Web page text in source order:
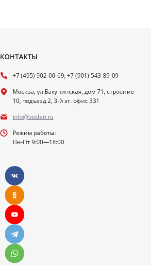
КОНТАКТЫ
+7 (495) 902-00-69; +7 (901) 543-89-09
Москва, ул.Бакунинская, дом 71, строение
10, подъезд 2, 3-й эт. офис 331
info@boslen.ru
Режим работы:
Пн-Пт 9:00—18:00